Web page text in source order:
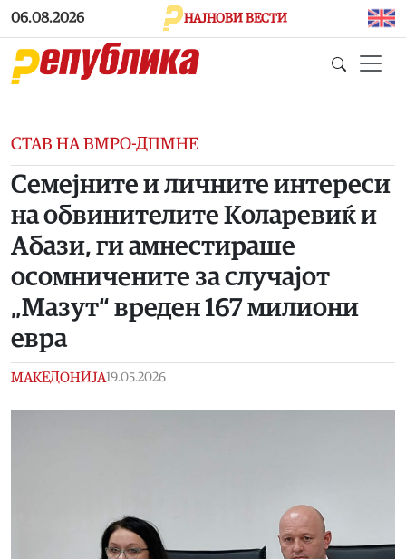
Skip to main content
06.08.2026 НАЈНОВИ ВЕСТИ
СТАВ НА ВМРО-ДПМНЕ
Семејните и личните интереси
на обвинителите Коларевиќ и
Абази, ги амнестираше
осомничените за случајот
„Мазут“ вреден 167 милиони
евра
МАКЕДОНИЈА19.05.2026